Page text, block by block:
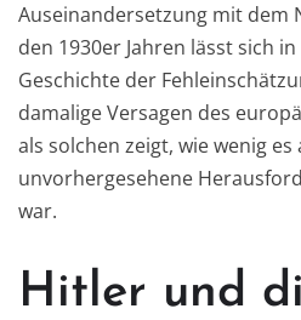
Auseinandersetzung mit dem
den 1930er Jahren lässt sich
Geschichte der
damalige Versagen des
als solchen zeigt, wie wenig
unvorhergesehene
war.
Hitler und